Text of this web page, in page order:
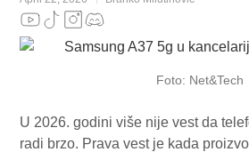
Foto: Net&Tech
U 2026. godini više nije vest da
radi brzo. Prava vest je kada